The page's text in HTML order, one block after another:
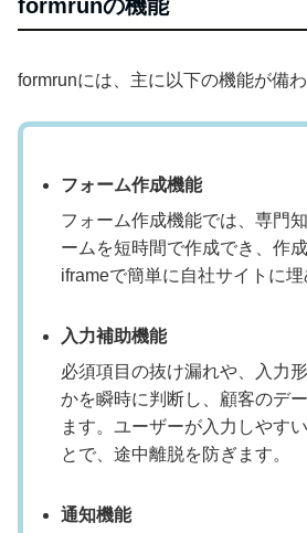
formrunの機能
formrunには、主に以下の機能が備わ
フォーム作成機能
フォーム作成機能では、専門
ームを短時間で作成でき、作
iframeで簡単に自社サイトに埋
入力補助機能
必須項目の抜け漏れや、入力
かを瞬時に判断し、顧客のデ
ます。ユーザーが入力しやす
とで、途中離脱を防ぎます。
通知機能